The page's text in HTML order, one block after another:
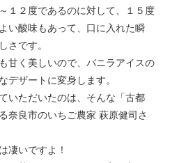
１２度であるのに対して、１５度
い酸味もあって、口に入れた瞬
さです。
甘く美しいので、バニラアイスの
デザートに変身します。
いただいたのは、そんな「古都
奈良市のいちご農家 萩原健司さ
凄いですよ！